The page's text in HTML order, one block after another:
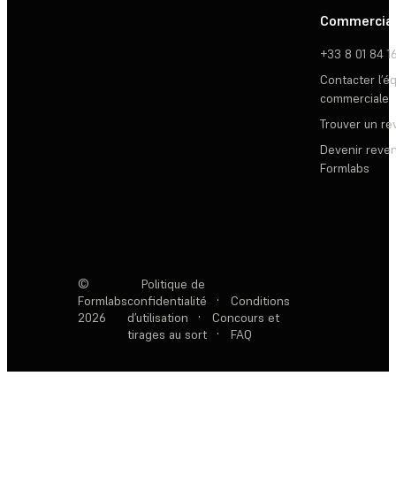
Commercial
+33 8 01 84
Contacter
commerciale
Trouver un
Devenir
Formlabs
©
Formlabs
2026
Politique de
confidentialité
·
Conditions
d’utilisation
·
Concours et
tirages au sort
· FAQ